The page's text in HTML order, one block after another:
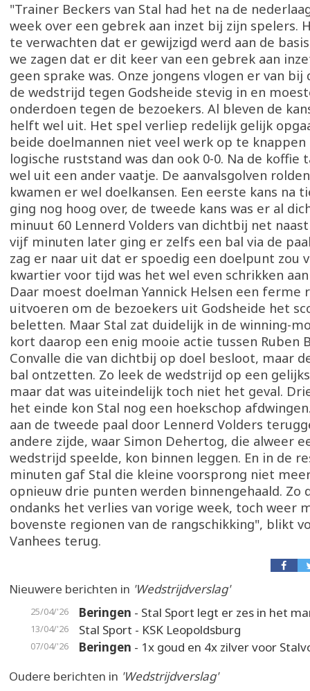
"Trainer Beckers van Stal had het na de
week over een gebrek aan inzet bij zijn spelers.
te verwachten dat er gewijzigd werd aan de
we zagen dat er dit keer van een gebrek aan
geen sprake was. Onze jongens vlogen er van bij
de wedstrijd tegen Godsheide stevig in en
onderdoen tegen de bezoekers. Al bleven de
helft wel uit. Het spel verliep redelijk gelijk
beide doelmannen niet veel werk op te knappen
logische ruststand was dan ook 0-0. Na de koffie
wel uit een ander vaatje. De aanvalsgolven
kwamen er wel doelkansen. Een eerste kans na
ging nog hoog over, de tweede kans was er al
minuut 60 Lennerd Volders van dichtbij net
vijf minuten later ging er zelfs een bal via de
zag er naar uit dat er spoedig een doelpunt zou
kwartier voor tijd was het wel even schrikken
Daar moest doelman Yannick Helsen een ferme
uitvoeren om de bezoekers uit Godsheide het
beletten. Maar Stal zat duidelijk in de winning-
kort daarop een enig mooie actie tussen Ruben
Convalle die van dichtbij op doel besloot, maar
bal ontzetten. Zo leek de wedstrijd op een
maar dat was uiteindelijk toch niet het geval.
het einde kon Stal nog een hoekschop
aan de tweede paal door Lennerd Volders
andere zijde, waar Simon Dehertog, die alweer
wedstrijd speelde, kon binnen leggen. En in de
minuten gaf Stal die kleine voorsprong niet
opnieuw drie punten werden binnengehaald. Zo
ondanks het verlies van vorige week, toch weer
bovenste regionen van de rangschikking", blikt
Vanhees terug.
Nieuwere berichten in 'Wedstrijdverslag'
25/04/'26 Beringen - Stal Sport legt er zes in het
13/04/'26 Stal Sport - KSK Leopoldsburg
07/04/'26 Beringen - 1x goud en 4x zilver voor
Oudere berichten in 'Wedstrijdverslag'